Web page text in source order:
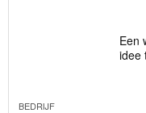
Een
idee
BEDRIJF